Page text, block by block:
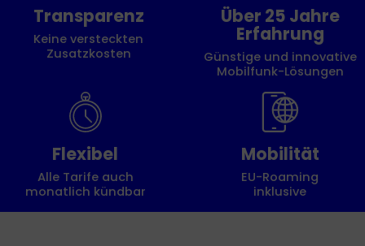
Transparenz
Keine versteckten
Zusatzkosten
Über 25 Jahre
Erfahrung
Günstige und innovative
Mobilfunk-Lösungen
Flexibel
Alle Tarife auch
monatlich kündbar
Mobilität
EU-Roaming
inklusive